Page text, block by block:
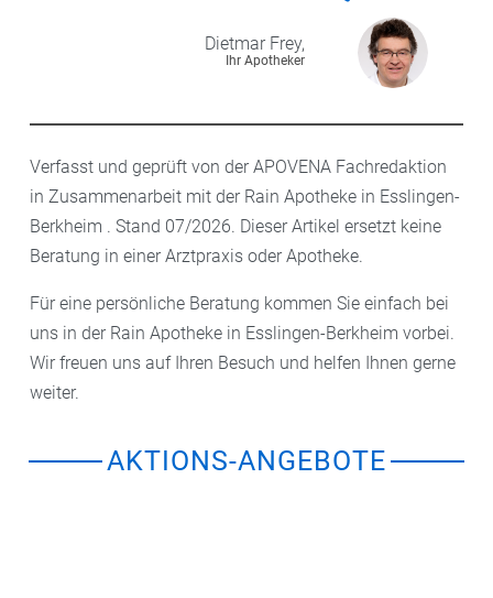
Dietmar Frey,
Ihr Apotheker
Verfasst und geprüft von der APOVENA Fachredaktion
in Zusammenarbeit mit der Rain Apotheke in Esslingen-
Berkheim . Stand 07/2026. Dieser Artikel ersetzt keine
Beratung in einer Arztpraxis oder Apotheke.
Für eine persönliche Beratung kommen Sie einfach bei
uns in der Rain Apotheke in Esslingen-Berkheim vorbei.
Wir freuen uns auf Ihren Besuch und helfen Ihnen gerne
weiter.
AKTIONS-ANGEBOTE